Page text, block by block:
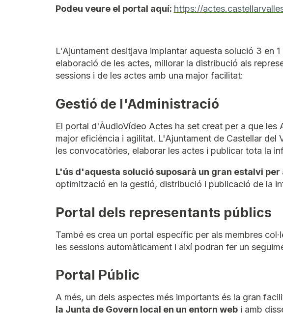
Podeu veure el portal aquí: https://
L'Ajuntament desitjava implantar aquesta solució 3 en
elaboració de les actes, millorar la distribució als
sessions i de les actes amb una major facilitat:
Gestió de l'Administració
El portal d'ÀudioVídeo Actes ha set creat per a que
major eficiència i agilitat. L'Ajuntament de Castellar
les convocatòries, elaborar les actes i publicar tota la
L'ús d'aquesta solució suposarà un gran estalvi
optimització en la gestió, distribució i publicació de la
Portal dels representants públics
També es crea un portal específic per als membres
les sessions automàticament i així podran fer un
Portal Públic
A més, un dels aspectes més importants és la gran
la Junta de Govern local en un entorn webi amb